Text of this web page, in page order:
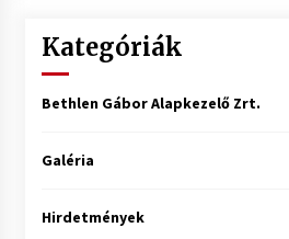
Kategóriák
Bethlen Gábor Alapkezelő Zrt.
Galéria
Hirdetmények